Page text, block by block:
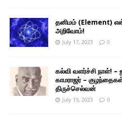
தனிமம் (Element)
அறிவோம்!
July 17, 2023 0
கல்வி வளர்ச்சி நாள்!
காமராஜர் –
திருச்செல்வன்
July 15, 2023 0